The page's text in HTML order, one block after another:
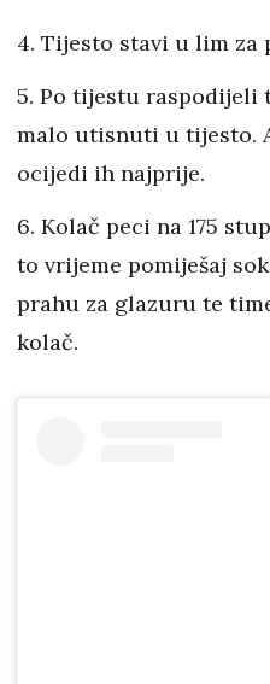
4. Tijesto stavi u lim za
5. Po tijestu raspodijeli
malo utisnuti u tijesto.
ocijedi ih najprije.
6. Kolač peci na 175
to vrijeme pomiješaj
prahu za glazuru te
kolač.